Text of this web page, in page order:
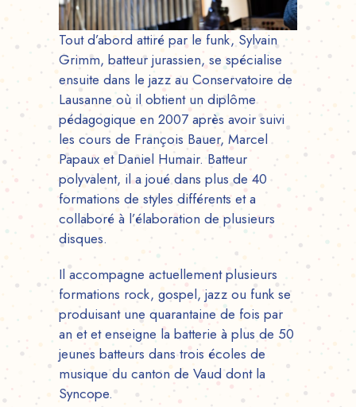
Tout d’abord attiré par le funk, Sylvain
Grimm, batteur jurassien, se spécialise
ensuite dans le jazz au Conservatoire de
Lausanne où il obtient un diplôme
pédagogique en 2007 après avoir suivi
les cours de François Bauer, Marcel
Papaux et Daniel Humair. Batteur
polyvalent, il a joué dans plus de 40
formations de styles différents et a
collaboré à l’élaboration de plusieurs
disques.
Il accompagne actuellement plusieurs
formations rock, gospel, jazz ou funk se
produisant une quarantaine de fois par
an et et enseigne la batterie à plus de 50
jeunes batteurs dans trois écoles de
musique du canton de Vaud dont la
Syncope.